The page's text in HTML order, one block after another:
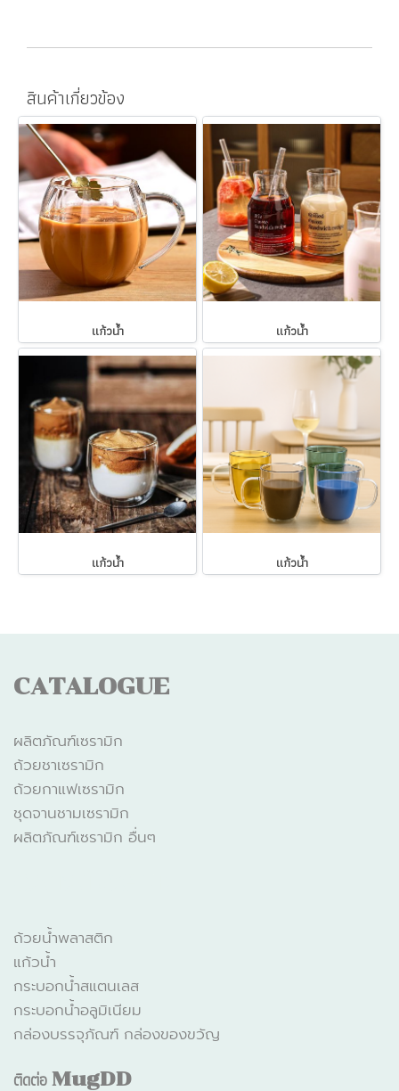
สินค้าเกี่ยวข้อง
แก้วน้ำ แก้วน้ำ
แก้วน้ำ แก้วน้ำ
CATALOGUE
ผลิตภัณฑ์เซรามิก
ถ้วยชาเซรามิก
ถ้วยกาแฟเซรามิก
ชุดจานชามเซรามิก
ผลิตภัณฑ์เซรามิก อื่นๆ
ถ้วยน้ำพลาสติก
แก้วน้ำ
กระบอกน้ำสแตนเลส
กระบอกน้ำอลูมิเนียม
กล่องบรรจุภัณฑ์ กล่องของขวัญ
ติดต่อMugDD